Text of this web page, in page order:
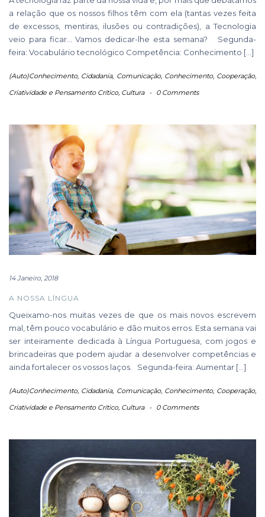
a relação que os nossos filhos têm com ela (tantas vezes feita
de excessos, mentiras, ilusões ou contradições), a Tecnologia
veio para ficar… Vamos dedicar-lhe esta semana? Segunda-
feira: Vocabulário tecnológico Competência: Conhecimento […]
(Auto)Conhecimento, Cidadania, Comunicação, Conhecimento, Cooperação,
Criatividade e Pensamento Crítico, Cultura - 0 Comments
14 Janeiro, 2018
A NOSSA LÍNGUA
Queixamo-nos muitas vezes de que os mais novos escrevem
mal, têm pouco vocabulário e dão muitos erros. Esta semana vai
ser inteiramente dedicada à Língua Portuguesa, com jogos e
brincadeiras que podem ajudar a desenvolver competências e
ainda fortalecer os vossos laços. Segunda-feira: Aumentar […]
(Auto)Conhecimento, Cidadania, Comunicação, Conhecimento, Cooperação,
Criatividade e Pensamento Crítico, Cultura - 0 Comments